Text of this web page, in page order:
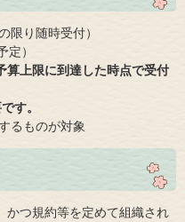
限り随時受付）
）
上限に到達した時点で受付
す。​
るものが対象
かつ規約等を定めて組織され